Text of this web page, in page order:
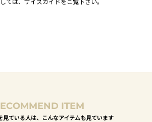
ては、 サイズガイドをご覧下さい。
ITEM
見ている人は、こんなアイテムも見ています